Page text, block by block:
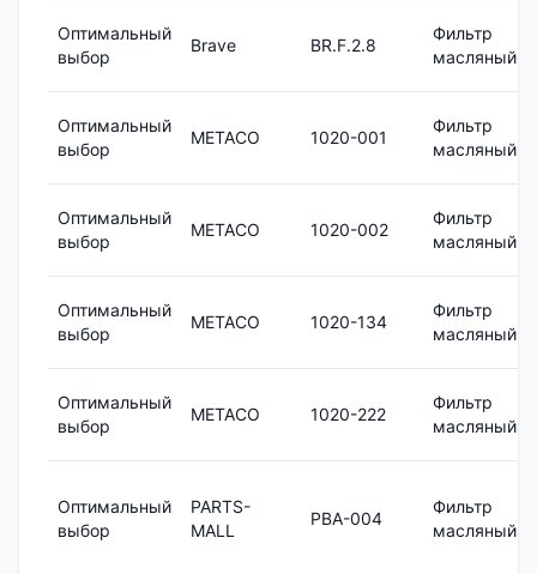
Оптимальный
выбор
Brave BR.F.2.8
Фильтр
масляный
Оптимальный
выбор
METACO 1020-001
Фильтр
масляный
Оптимальный
выбор
METACO 1020-002
Фильтр
масляный
Оптимальный
выбор
METACO 1020-134
Фильтр
масляный
Оптимальный
выбор
METACO 1020-222
Фильтр
масляный
Оптимальный
выбор
PARTS-
MALL
PBA-004
Фильтр
масляный